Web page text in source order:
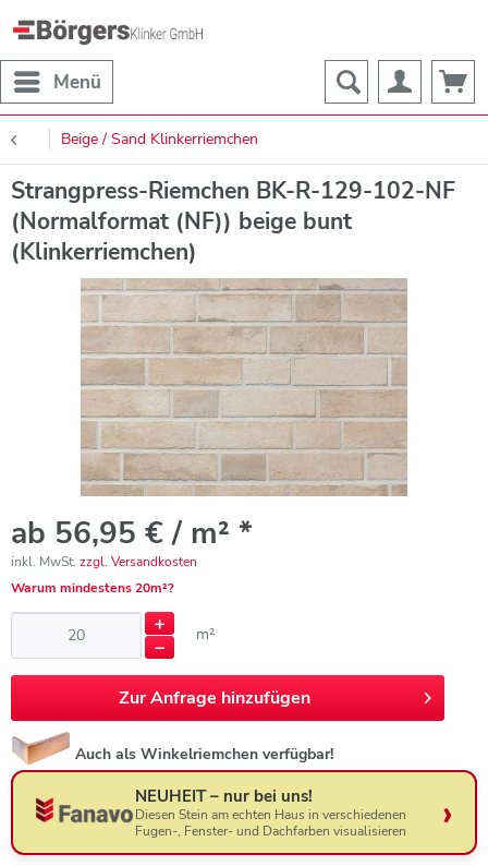
Menü
Beige / Sand Klinkerriemchen
Strangpress-Riemchen BK-R-129-102-NF
(Normalformat (NF)) beige bunt
(Klinkerriemchen)
ab 56,95 € / m² *
inkl. MwSt. zzgl. Versandkosten
Warum mindestens 20m²?
m²
ZurAnfrage hinzufügen
Auch als Winkelriemchen verfügbar!
NEUHEIT – nur bei uns!
Diesen Stein am echten Haus in verschiedenen
Fugen-, Fenster- und Dachfarben visualisieren